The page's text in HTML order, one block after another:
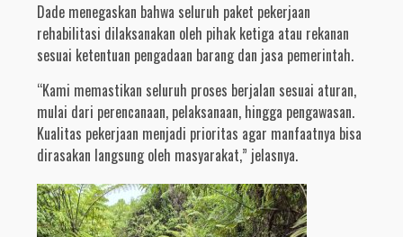
Dade menegaskan bahwa seluruh paket pekerjaan
rehabilitasi dilaksanakan oleh pihak ketiga atau rekanan
sesuai ketentuan pengadaan barang dan jasa pemerintah.
“Kami memastikan seluruh proses berjalan sesuai aturan,
mulai dari perencanaan, pelaksanaan, hingga pengawasan.
Kualitas pekerjaan menjadi prioritas agar manfaatnya bisa
dirasakan langsung oleh masyarakat,” jelasnya.